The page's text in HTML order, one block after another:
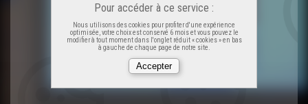
Pour accéder à ce service :
Nous utilisons des cookies pour profiter d'une expérience
optimisée, votre choix est conservé 6 mois et vous pouvez le
modifier à tout moment dans l'onglet réduit « cookies » en bas
à gauche de chaque page de notre site.